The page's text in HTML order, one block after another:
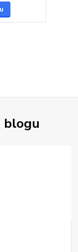
blogu